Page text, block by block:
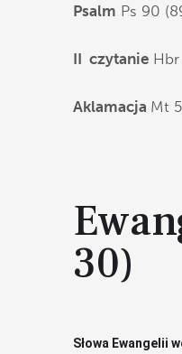
Psalm Ps 90
II czytanie
Aklamacja Mt
30)
Słowa Ewangelii